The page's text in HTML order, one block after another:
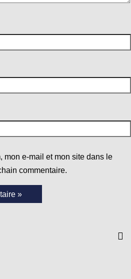
mon e-mail et mon site dans le
commentaire.